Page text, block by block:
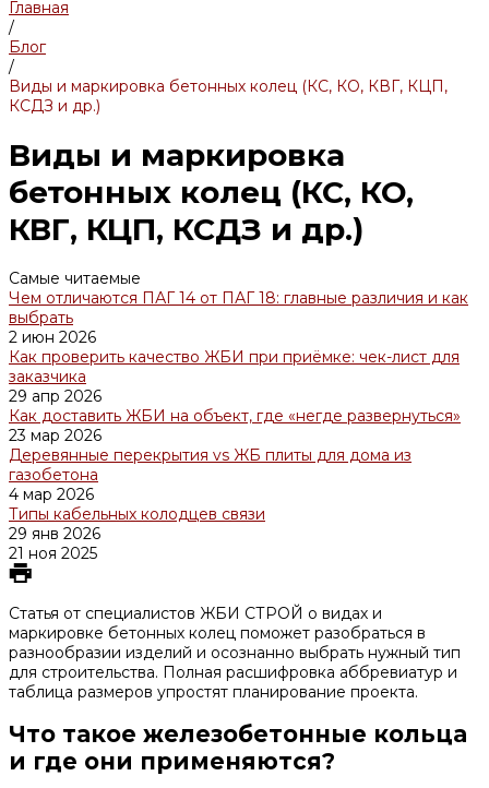
Главная
/
Блог
/
Виды и маркировка бетонных колец (КС, КО, КВГ, КЦП,
КСДЗ и др.)
Виды и маркировка
бетонных колец (КС, КО,
КВГ, КЦП, КСДЗ и др.)
Самые читаемые
Чем отличаются ПАГ 14 от ПАГ 18: главные различия и как
выбрать
2 июн 2026
Как проверить качество ЖБИ при приёмке: чек-лист для
заказчика
29 апр 2026
Как доставить ЖБИ на объект, где «негде развернуться»
23 мар 2026
Деревянные перекрытия vs ЖБ плиты для дома из
газобетона
4 мар 2026
Типы кабельных колодцев связи
29 янв 2026
21 ноя 2025
Статья от специалистов ЖБИ СТРОЙ о видах и
маркировке бетонных колец поможет разобраться в
разнообразии изделий и осознанно выбрать нужный тип
для строительства. Полная расшифровка аббревиатур и
таблица размеров упростят планирование проекта.
Что такое железобетонные кольца
и где они применяются?